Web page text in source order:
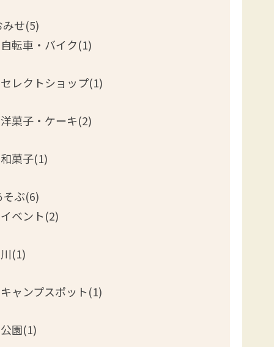
みせ(5)
自転車・バイク(1)
セレクトショップ(1)
洋菓子・ケーキ(2)
和菓子(1)
そぶ(6)
イベント(2)
川(1)
キャンプスポット(1)
公園(1)